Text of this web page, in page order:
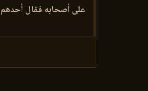
على أصحابه فقال أحدهم :